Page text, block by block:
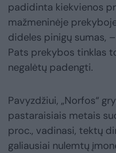
padidinta kiekvienos
mažmeninėje
dideles pinigų sumas,
Pats prekybos tinklas
negalėtų padengti.
Pavyzdžiui, „Norfos“
pastaraisiais metais
proc., vadinasi, tektų
galiausiai nulemtų